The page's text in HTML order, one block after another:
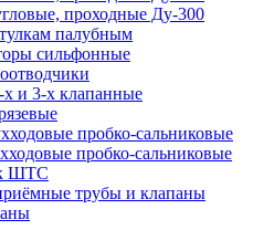
проходные Ду-300
палубным
сильфонные
и 3-х клапанные
пробко-сальниковые
пробко-сальниковые
ШТС
трубы и клапаны